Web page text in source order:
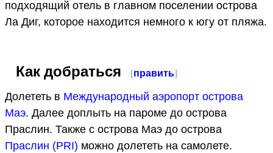
подходящий отель в главном поселении острова
Ла Диг, которое находится немного к югу от пляжа.
Как добраться [править]
Долететь в Международный аэропорт острова
Маэ. Далее доплыть на пароме до острова
Праслин. Также с острова Маэ до острова
Праслин (PRI) можно долететь на самолете.